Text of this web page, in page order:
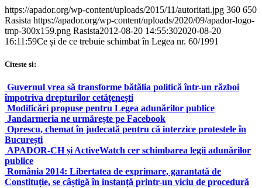
https://apador.org/wp-content/uploads/2015/11/autoritati.jpg 360 650
Rasista https://apador.org/wp-content/uploads/2020/09/apador-logo-
tmp-300x159.png Rasista2012-08-20 14:55:302020-08-20
16:11:59Ce și de ce trebuie schimbat în Legea nr. 60/1991
Citeste si:
Guvernul vrea să transforme bătălia politică într-un război
împotriva drepturilor cetățenești
Modificări propuse pentru Legea adunărilor publice
Jandarmeria ne urmărește pe Facebook
Oprescu, chemat în judecată pentru că interzice protestele în
București
APADOR-CH și ActiveWatch cer schimbarea legii adunărilor
publice
România 2014: Libertatea de exprimare, garantată de
Constituție, se câștigă în instanță printr-un viciu de procedură